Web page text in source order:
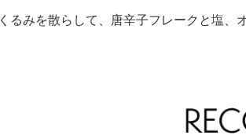
くるみを散らして、唐辛子フレークと塩、